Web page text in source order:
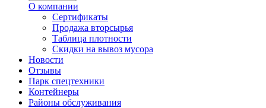
О компании
Сертификаты
Продажа вторсырья
Таблица плотности
Скидки на вывоз мусора
Новости
Отзывы
Парк спецтехники
Контейнеры
Районы обслуживания